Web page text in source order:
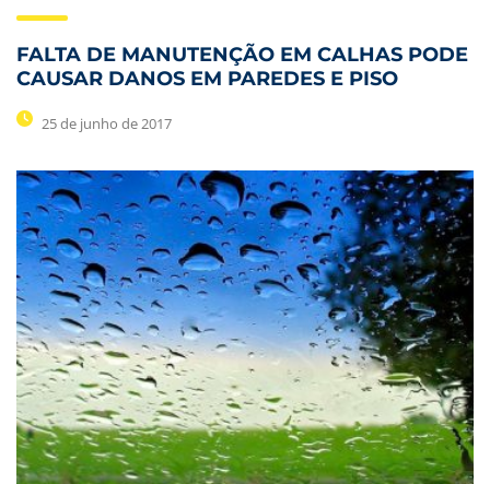
FALTA DE MANUTENÇÃO EM CALHAS PODE
CAUSAR DANOS EM PAREDES E PISO
25 de junho de 2017